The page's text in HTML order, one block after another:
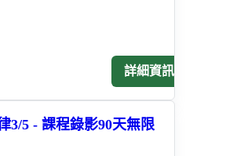
詳細資訊
3/5 - 課程錄影90天無限